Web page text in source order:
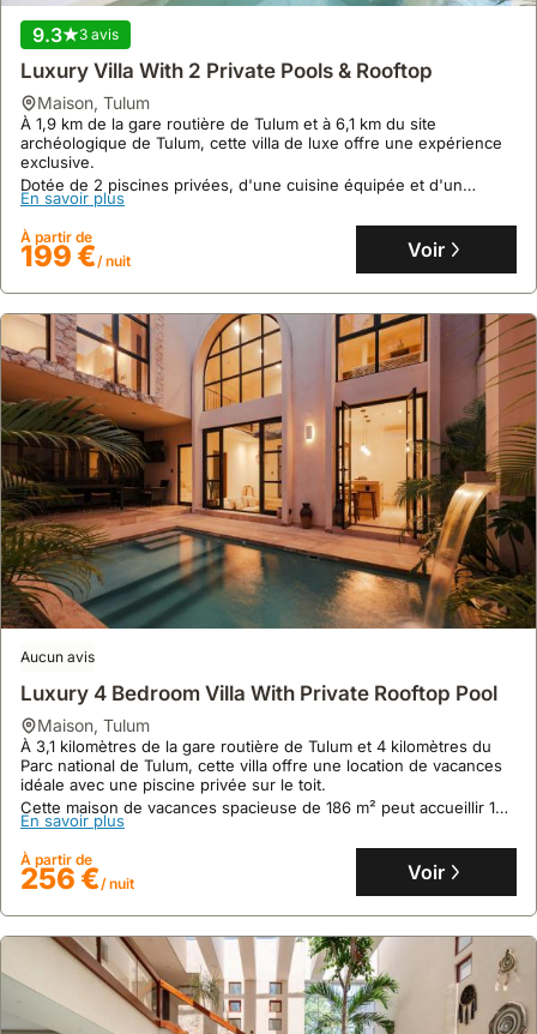
maison,Tulum
À 5,3 kilomètres du site archéologique de Tulum et à 15 minutes à
pied de la gare routière de Tulum, cette villa offre un accès
pratique aux attractions locales.
Cette luxueuse maison de vacances, d'une superficie de 200 m²,
peut accueillir jusqu'à 23 personnes avec ses quatre chambres,
quatre salles de bains, deux piscines privées, une cuisine
équipée et un jardin avec des espaces extérieurs aménagés.
En savoir plus
À partir de
447 € Voir
10 1 avis
Villa à Tulum Avec Piscine Et Jacuzzi Privés
maison,Tulum
À La Veleta, Tulum, cette villa exclusive se trouve à moins de 5
national de Tulum.
Cette maison de vacances de 242 m² peut accueillir jusqu'à 12
personnes et dispose de 4 chambres, 3 salles de bain, d'une
piscine privée et d'un service de conciergerie pour un séjour
confortable.
En savoir plus
À partir de
353 €/ nuit
9.3 3 avis
Luxury Villa With 2 Private Pools & Rooftop
maison, Tulum
À 1,9 km de la gare routière de Tulum et à 6,1 km du site
archéologique de Tulum, cette villa de luxe offre une expérience
exclusive.
Dotée de 2 piscines privées, d'une cuisine équipée et d'un
barbecue, cette location de villa peut accueillir jusqu'à 12
En savoir plus
À partir de
199 €/ nuit Voir
Aucun avis
Luxury 4 Bedroom Villa With Private Rooftop Pool
maison, Tulum
À 3,1 kilomètres de la gare routière de Tulum et 4 kilomètres du
Parc national de Tulum, cette villa offre une location de vacances
idéale avec une piscine privée sur le toit.
Cette maison de vacances spacieuse de 186 m² peut accueillir 14
personnes avec 4 chambres climatisées et une cuisine
En savoir plus
À partir de
256 €/ nuit Voir